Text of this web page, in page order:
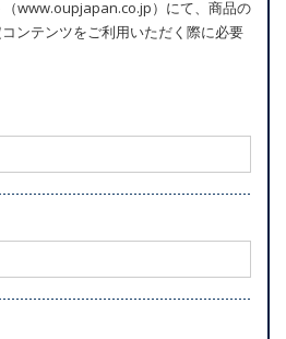
www.oupjapan.co.jp）にて、商品の
ンテンツをご利用いただく際に必要